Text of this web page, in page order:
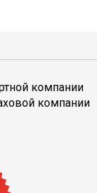
компании
компании